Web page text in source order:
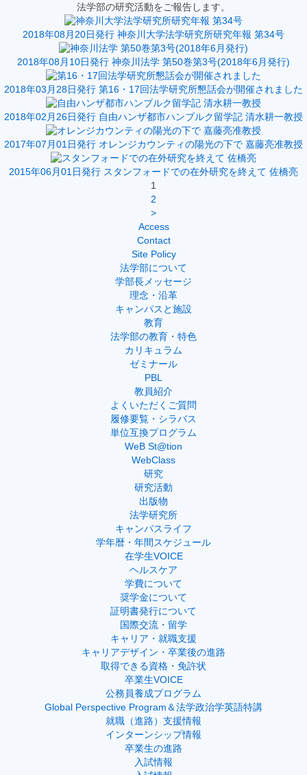
法学部の研究活動をご報告します。
2018年08月20日発行 神奈川大学法学研究所研究年報 第34号
2018年08月10日発行 神奈川法学 第50巻第3号(2018年6月発行)
2018年03月28日発行 第16・17回法学研究所懇話会が開催されました
2018年02月26日発行 自由ハンザ都市ハンブルク留学記 清水耕一教授
2017年07月01日発行 オレンジカウンティの陽光の下で 嘉藤亮准教授
2015年06月01日発行 スタンフォードでの在外研究を終えて 佐橋亮
1
2
>
Access
Contact
Site Policy
法学部について
学部長メッセージ
理念・沿革
キャンパスと施設
教育
法学部の教育・特色
カリキュラム
ゼミナール
PBL
教員紹介
よくいただくご質問
履修要覧・シラバス
単位互換プログラム
WeB St@tion
WebClass
研究
研究活動
出版物
法学研究所
キャンパスライフ
学年暦・年間スケジュール
在学生VOICE
ヘルスケア
学費について
奨学金について
証明書発行について
国際交流・留学
キャリア・就職支援
キャリアデザイン・卒業後の進路
取得できる資格・免許状
卒業生VOICE
公務員養成プログラム
Global Perspective Program＆法学政治学英語特講
就職（進路）支援情報
インターンシップ情報
卒業生の進路
入試情報